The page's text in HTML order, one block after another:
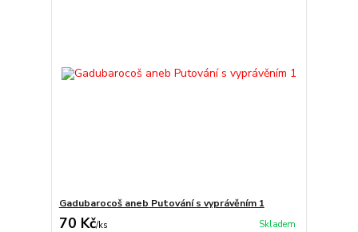
Gadubarocoš aneb Putování s vyprávěním 1
70 Kč/ks Skladem